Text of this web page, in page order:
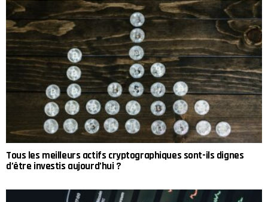
Tous les meilleurs actifs cryptographiques sont-ils dignes
d’être investis aujourd’hui ?